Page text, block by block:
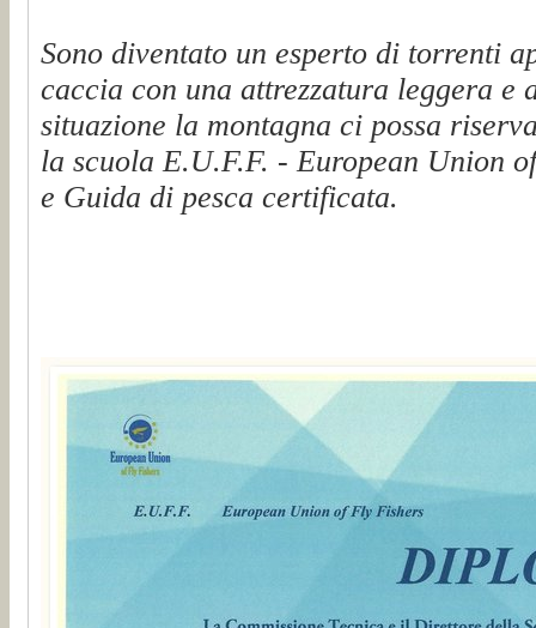
Sono diventato un esperto di torrenti
caccia con una attrezzatura leggera e
situazione la montagna ci possa
la scuola E.U.F.F. - European Union
e Guida di pesca certificata.